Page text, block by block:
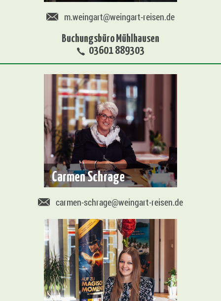
m.weingart@weingart-reisen.de
Buchungsbüro Mühlhausen
03601 889303
Carmen Schrage
carmen-schrage@weingart-reisen.de